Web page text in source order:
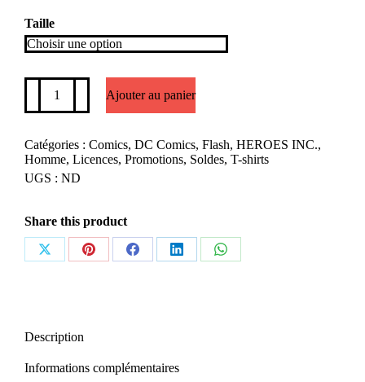
Taille
quantité
Flash
Ajouter au panier
Catégories : Comics, DC Comics, Flash, HEROES INC.,
Homme, Licences, Promotions, Soldes, T-shirts
UGS : ND
Share this product
PartagerPartagerPartagerPartagerPartager
Description
Informations complémentaires